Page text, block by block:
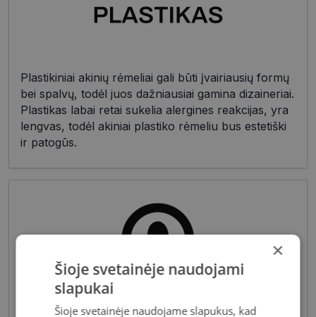
Plastikiniai akinių rėmeliai gali būti įvairiausių formų
bei spalvų, todėl juos dažniausiai gamina dizaineriai.
Plastikas labai retai sukelia alergines reakcijas, yra
lengvas, todėl akiniai plastiko rėmeliu bus estetiški
ir patogūs.
Akiniai moterims dažniausiai pasižymi subtiliais
×
Šioje svetainėje naudojami
slapukai
Šioje svetainėje naudojame slapukus, kad